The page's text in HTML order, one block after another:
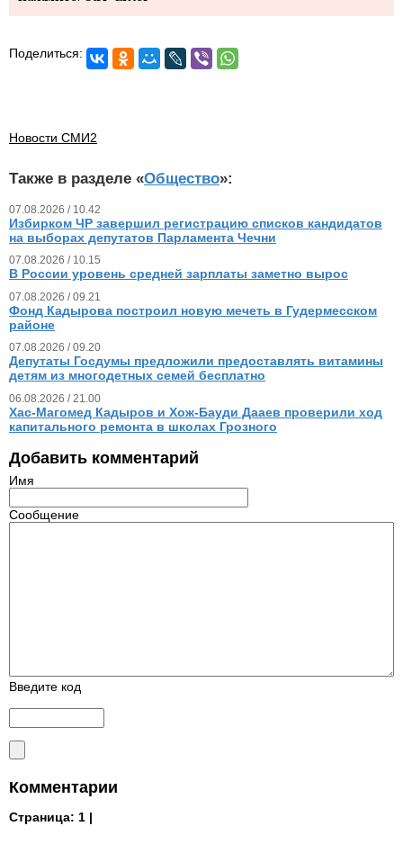
Поделиться:
Новости СМИ2
Также в разделе «Общество»:
07.08.2026 / 10.42
Избирком ЧР завершил регистрацию списков кандидатов
на выборах депутатов Парламента Чечни
07.08.2026 / 10.15
В России уровень средней зарплаты заметно вырос
07.08.2026 / 09.21
Фонд Кадырова построил новую мечеть в Гудермесском
районе
07.08.2026 / 09.20
Депутаты Госдумы предложили предоставлять витамины
детям из многодетных семей бесплатно
06.08.2026 / 21.00
Хас-Магомед Кадыров и Хож-Бауди Дааев проверили ход
капитального ремонта в школах Грозного
Добавить комментарий
Имя
Сообщение
Введите код
Комментарии
Страница: 1 |